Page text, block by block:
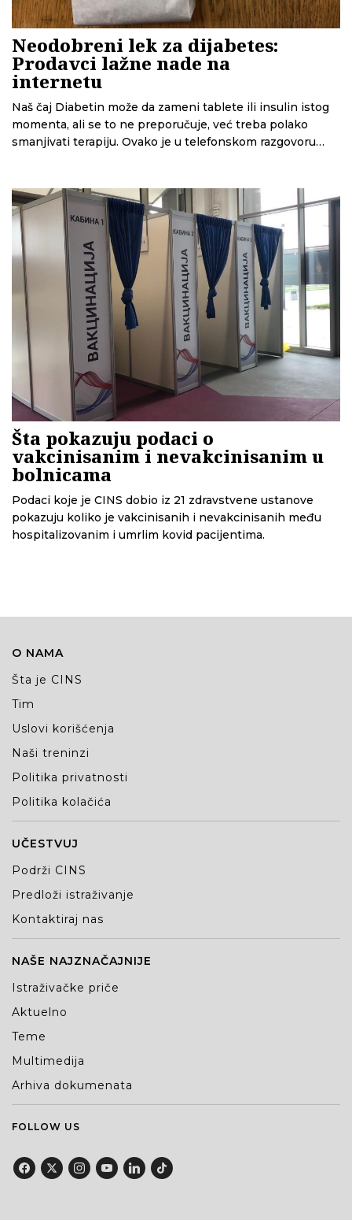
Neodobreni lek za dijabetes:
Prodavci lažne nade na
internetu
Naš čaj Diabetin može da zameni tablete ili insulin istog
momenta, ali se to ne preporučuje, već treba polako
smanjivati terapiju. Ovako je u telefonskom razgovoru
leka, i da nagli prekid terapije može da ozbiljno ugrozi već
narušeno zdravlje.
Šta pokazuju podaci o
vakcinisanim i nevakcinisanim u
bolnicama
Podaci koje je CINS dobio iz 21 zdravstvene ustanove
pokazuju koliko je vakcinisanih i nevakcinisanih među
hospitalizovanim i umrlim kovid pacijentima.
O NAMA
Šta je CINS
Tim
Uslovi korišćenja
Naši treninzi
Politika privatnosti
Politika kolačića
UČESTVUJ
Podrži CINS
Predloži istraživanje
Kontaktiraj nas
NAŠE NAJZNAČAJNIJE
Istraživačke priče
Aktuelno
Teme
Multimedija
Arhiva dokumenata
FOLLOW US